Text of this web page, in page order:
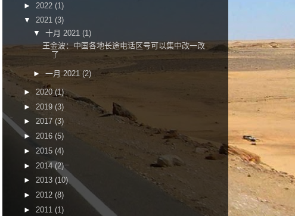
► 2022 (1)
▼ 2021 (3)
▼ 十月 2021 (1)
王金波：中国各地长途电话区号可以集中改一改
了
► 一月 2021 (2)
► 2020(1)
► 2019 (3)
► 2017 (3)
► 2016 (5)
► 2015 (4)
► 2014 (2)
► 2013 (10)
► 2012 (8)
► 2011 (1)